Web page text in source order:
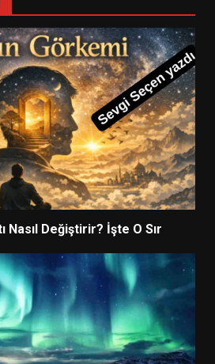
Nasıl Değiştirir? İşte O Sır